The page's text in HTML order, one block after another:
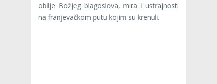
obilje Božjeg blagoslova, mira i ustrajnosti
na franjevačkom putu kojim su krenuli.